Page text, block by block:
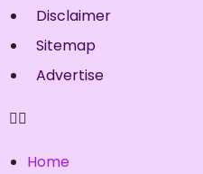
Disclaimer
Sitemap
Advertise
Home